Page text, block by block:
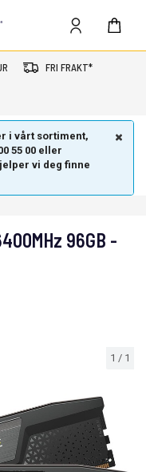
FRI FRAKT*
i vårt sortiment,
55 00 eller
vi deg finne
1 / 1
96GB -